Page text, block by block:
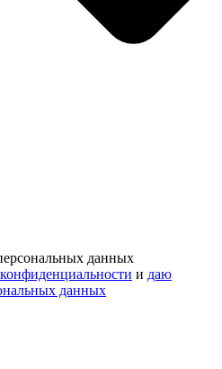
данных
и даю
данных